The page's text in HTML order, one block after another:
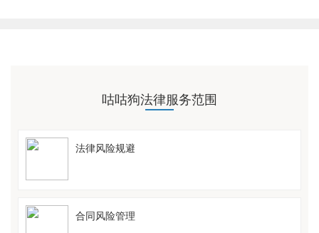
咕咕狗法律服务范围
法律风险规避
合同风险管理